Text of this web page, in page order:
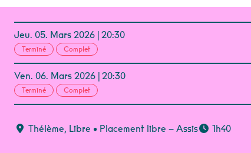
Jeu. 05. Mars 2026 20:30
Terminé Complet
Ven. 06. Mars 2026 20:30
Terminé Complet
Thélème, Libre • Placement libre – Assis 1h40